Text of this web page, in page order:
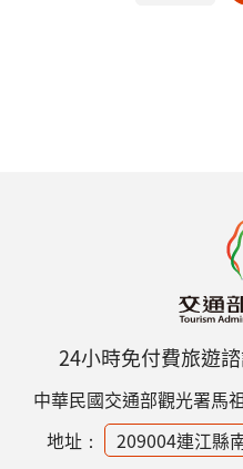
24小時免付費旅遊諮
中華民國交通部觀光署馬
地址：
209004連江縣